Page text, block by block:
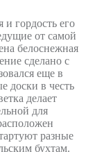
и гордость его
от самой
белоснежная
сделано с
еще в
доски в честь
делает
для
разные
бухтам.